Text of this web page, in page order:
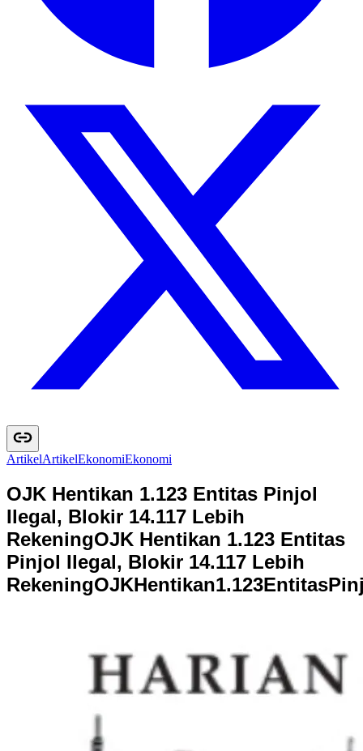
ArtikelArtikelEkonomiEkonomi
OJK Hentikan 1.123 Entitas Pinjol
Ilegal, Blokir 14.117 Lebih
RekeningOJK Hentikan 1.123 Entitas
Pinjol Ilegal, Blokir 14.117 Lebih
RekeningOJKHentikan1.123EntitasPin